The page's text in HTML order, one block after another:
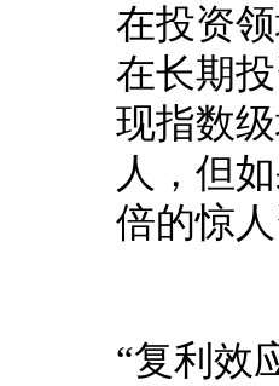
在投资
在长期
现指数级
人，但
倍的惊人
“复利效